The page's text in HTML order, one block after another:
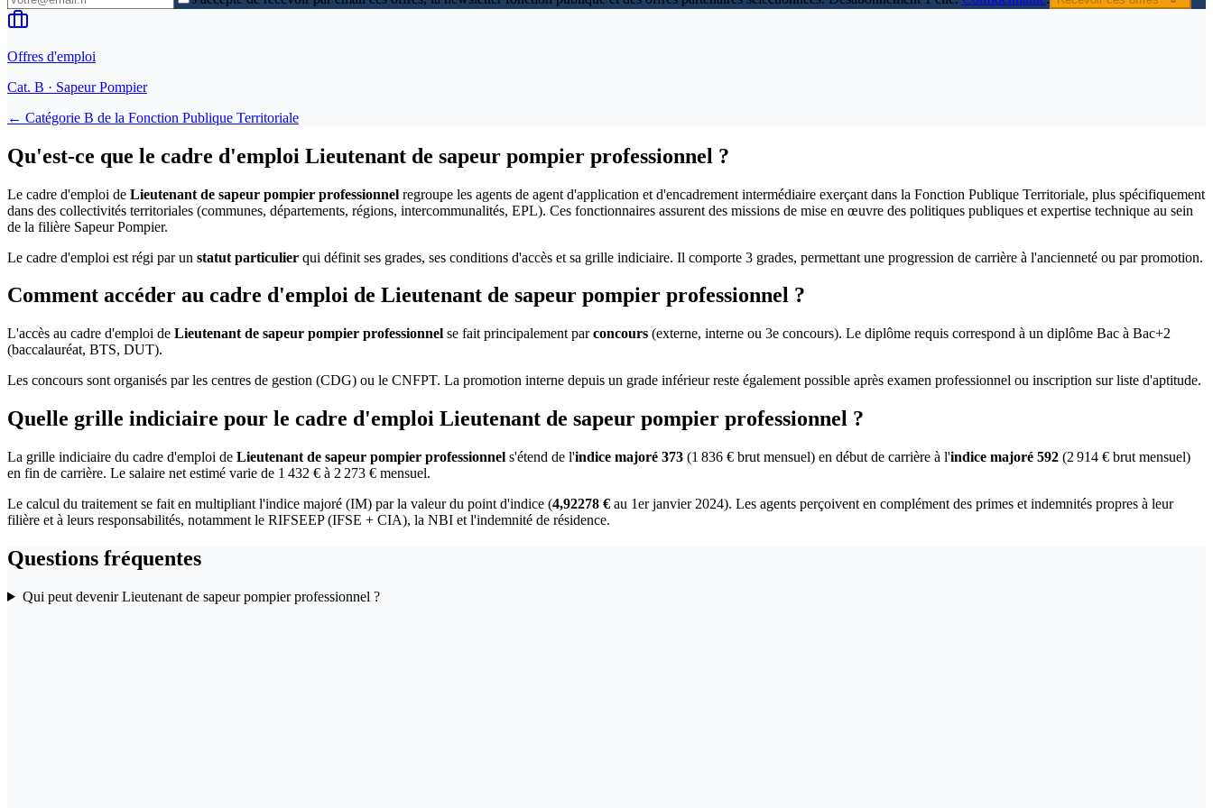
Offres d'emploi
Cat. B · Sapeur Pompier
← Catégorie B de la Fonction Publique Territoriale
Qu'est-ce que le cadre d'emploi Lieutenant de sapeur pompier professionnel ?
Le cadre d'emploi de Lieutenant de sapeur pompier professionnel regroupe les agents de agent d'application et d'encadrement intermédiaire exerçant dans la Fonction Publique Territoriale, plus spécifiquement
dans des collectivités territoriales (communes, départements, régions, intercommunalités, EPL). Ces fonctionnaires assurent des missions de mise en œuvre des politiques publiques et expertise technique au sein
de la filière Sapeur Pompier.
Le cadre d'emploi est régi par un statut particulier qui définit ses grades, ses conditions d'accès et sa grille indiciaire. Il comporte 3 grades, permettant une progression de carrière à l'ancienneté ou par promotion.
Comment accéder au cadre d'emploi de Lieutenant de sapeur pompier professionnel ?
L'accès au cadre d'emploi de Lieutenant de sapeur pompier professionnel se fait principalement parconcours (externe, interne ou 3e concours). Le diplôme requis correspond à un diplôme Bac à Bac+2
(baccalauréat, BTS, DUT).
Les concours sont organisés par les centres de gestion (CDG) ou le CNFPT. La promotion interne depuis un grade inférieur reste également possible après examen professionnel ou inscription sur liste d'aptitude.
Quelle grille indiciaire pour le cadre d'emploi Lieutenant de sapeur pompier professionnel ?
La grille indiciaire du cadre d'emploi de Lieutenant de sapeur pompier professionnel s'étend de l'indice majoré 373 (1 836 € brut mensuel) en début de carrière à l'indice majoré 592 (2 914 € brut mensuel)
en fin de carrière. Le salaire net estimé varie de 1 432 € à 2 273 € mensuel.
Le calcul du traitement se fait en multipliant l'indice majoré (IM) par la valeur du point d'indice (4,92278 € au 1er janvier 2024). Les agents perçoivent en complément des primes et indemnités propres à leur
filière et à leurs responsabilités, notamment le RIFSEEP (IFSE + CIA), la NBI et l'indemnité de résidence.
Questions fréquentes
Qui peut devenir Lieutenant de sapeur pompier professionnel ?